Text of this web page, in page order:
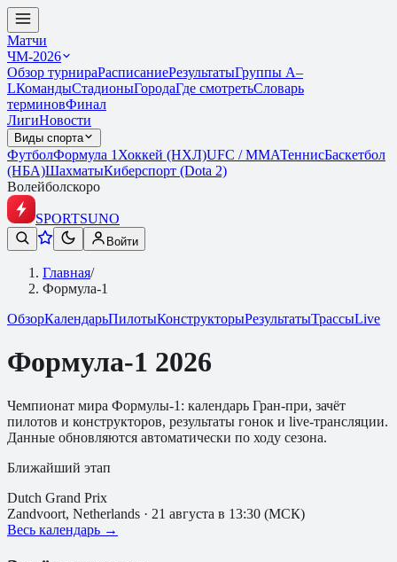
Матчи
ЧМ-2026
Обзор турнираРасписаниеРезультатыГруппы A–
LКомандыСтадионыГородаГде смотретьСловарь
терминовФинал
ЛигиНовости
Виды спорта
ФутболФормула 1 Хоккей (НХЛ)UFC / ММАТеннисБаскетбол
(НБА)ШахматыКиберспорт (Dota 2)
Волейболскоро
SPORTSUNO
Войти
Главная/
Формула-1
ОбзорКалендарьПилотыКонструкторыРезультатыТрассыLive
Формула-1 2026
Чемпионат мира Формулы-1: календарь Гран-при, зачёт
пилотов и конструкторов, результаты гонок и live-трансляции.
Данные обновляются автоматически по ходу сезона.
Ближайший этап
Dutch Grand Prix
Zandvoort, Netherlands · 21 августа в 13:30 (МСК)
Весь календарь →